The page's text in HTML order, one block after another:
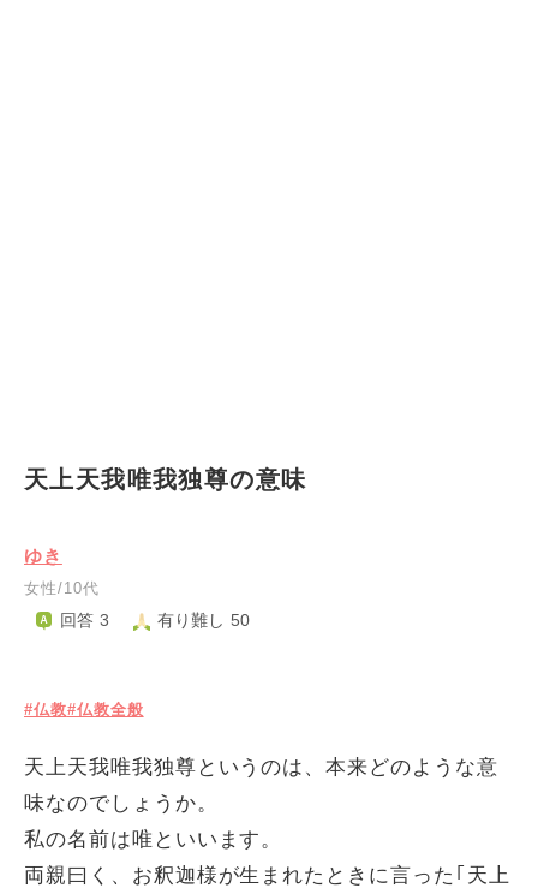
天上天我唯我独尊の意味
ゆき
女性/10代
回答 3 有り難し 50
#仏教#仏教全般
天上天我唯我独尊というのは、本来どのような意
味なのでしょうか。
私の名前は唯といいます。
両親曰く、お釈迦様が生まれたときに言った｢天上